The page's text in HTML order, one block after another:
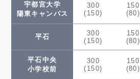
宇都宮大学
陽東キャンパス
300
(150)
150
(80)
平石
300
(150)
150
(80)
平石中央
小学校前
300
(150)
150
(80)